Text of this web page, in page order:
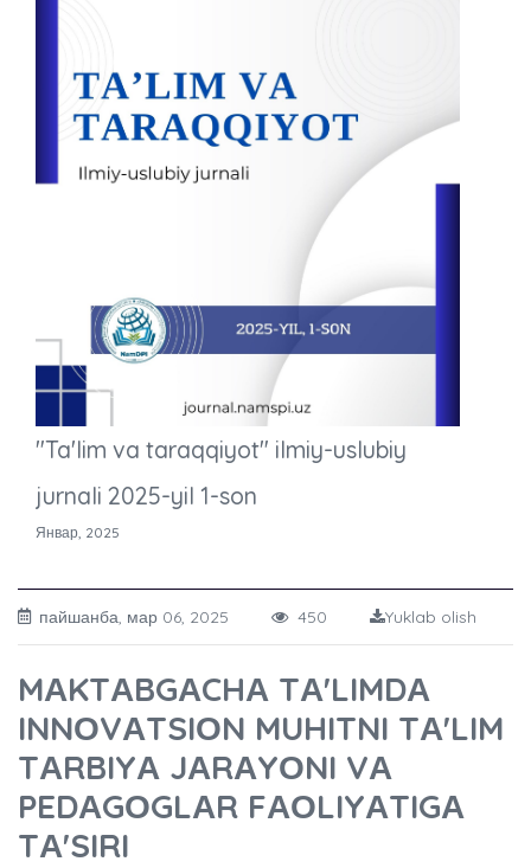
"Ta'lim va taraqqiyot" ilmiy-uslubiy
jurnali 2025-yil 1-son
Январ, 2025
пайшанба, мар 06, 2025 450 Yuklab olish
MАKTАBGАCHА TАʼLIMDА
INNОVАTSIОN MUHITNI TАʼLIM
TАRBIYА JАRАYОNI VА
PEDАGОGLАR FАОLIYАTIGА
TАʼSIRI